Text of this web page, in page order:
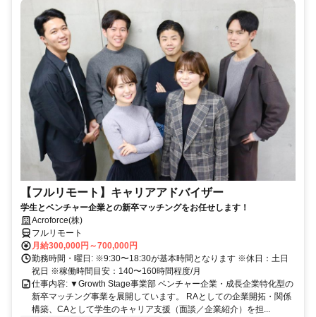
【フルリモート】キャリアアドバイザー
学生とベンチャー企業との新卒マッチングをお任せします！
Acroforce(株)
フルリモート
月給300,000円～700,000円
勤務時間・曜日: ※9:30〜18:30が基本時間となります ※休日：土日
祝日 ※稼働時間目安：140〜160時間程度/月
仕事内容: ▼Growth Stage事業部 ベンチャー企業・成長企業特化型の
新卒マッチング事業を展開しています。 RAとしての企業開拓・関係
構築、CAとして学生のキャリア支援（面談／企業紹介）を担...